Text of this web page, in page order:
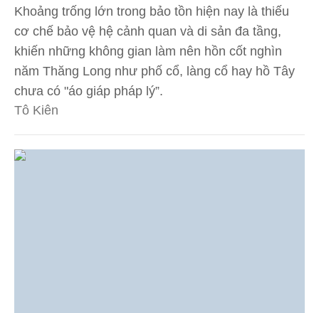
Khoảng trống lớn trong bảo tồn hiện nay là thiếu
cơ chế bảo vệ hệ cảnh quan và di sản đa tầng,
khiến những không gian làm nên hồn cốt nghìn
năm Thăng Long như phố cổ, làng cổ hay hồ Tây
chưa có "áo giáp pháp lý”.
Tô Kiên